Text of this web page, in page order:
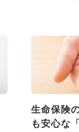
生命保険
も安心な